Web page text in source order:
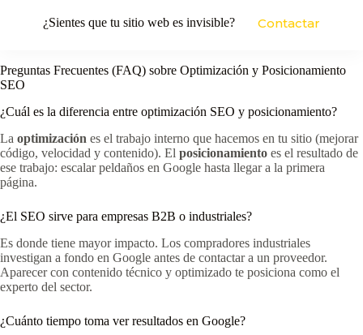
¿Sientes que tu sitio web es invisible? Contactar
Preguntas Frecuentes (FAQ) sobre Optimización y Posicionamiento
SEO
¿Cuál es la diferencia entre optimización SEO y posicionamiento?
La optimización es el trabajo interno que hacemos en tu sitio (mejorar
código, velocidad y contenido). El posicionamiento es el resultado de
ese trabajo: escalar peldaños en Google hasta llegar a la primera
página.
¿El SEO sirve para empresas B2B o industriales?
Es donde tiene mayor impacto. Los compradores industriales
investigan a fondo en Google antes de contactar a un proveedor.
Aparecer con contenido técnico y optimizado te posiciona como el
experto del sector.
¿Cuánto tiempo toma ver resultados en Google?